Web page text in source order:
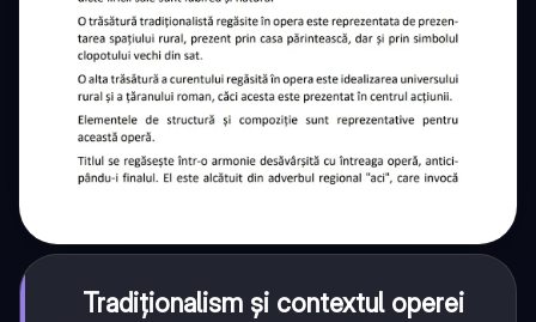
Tradiționalism și contextul operei